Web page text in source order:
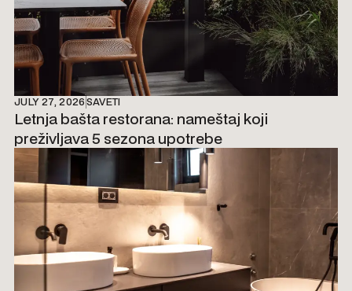
JULY 27, 2026SAVETI
Letnja bašta restorana: nameštaj koji
preživljava 5 sezona upotrebe